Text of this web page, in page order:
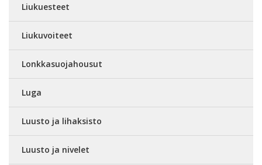
Liukuesteet
Liukuvoiteet
Lonkkasuojahousut
Luga
Luusto ja lihaksisto
Luusto ja nivelet